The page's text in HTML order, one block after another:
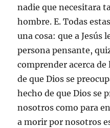
nadie que necesitara
hombre. E. Todas
una cosa: que a Jesús
persona pensante,
comprender acerca de
de que Dios se
hecho de que Dios se
nosotros como para
a morir por nosotros